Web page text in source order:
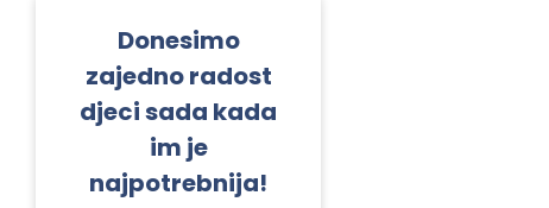
Donesimo
zajedno radost
djeci sada kada
im je
najpotrebnija!